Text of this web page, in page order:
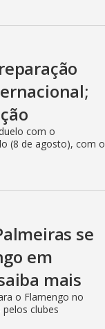
com o
(8 de agosto), com o
se
em
mais
o Flamengo no
clubes